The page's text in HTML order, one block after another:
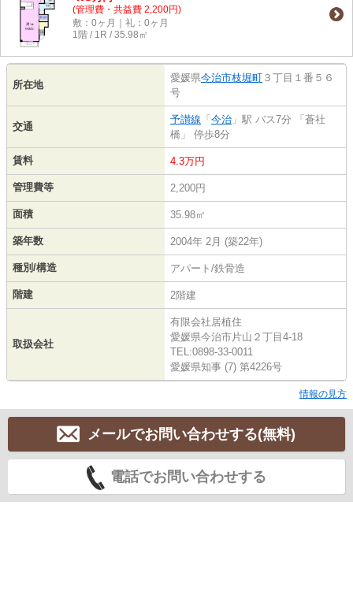
(管理費・共益費 2,200円)
敷：0ヶ月｜礼：0ヶ月
1階 / 1R / 35.98㎡
所在地
愛媛県今治市枝堀町 ３丁目１番５６
号
交通
予讃線 「 今治 」駅 バス7分 「蒼社
橋」 停歩8分
賃料 4.3万円
管理費等 2,200円
面積 35.98㎡
築年数 2004年 2月 (築22年)
種別/構造 アパート/鉄骨造
階建 2階建
取扱会社
有限会社居植住
愛媛県今治市片山２丁目4-18
TEL:0898-33-0011
愛媛県知事 (7) 第4226号
情報の見方
メールでお問い合わせする(無料)
電話でお問い合わせする